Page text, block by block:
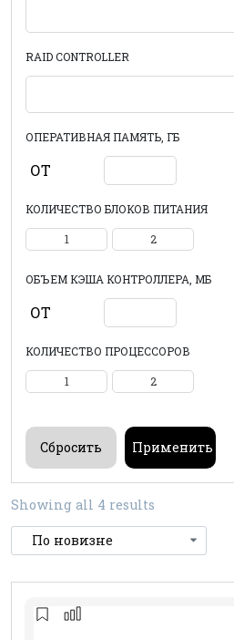
RAID CONTROLLER
ОПЕРАТИВНАЯ ПАМЯТЬ, ГБ
ОТ
КОЛИЧЕСТВО БЛОКОВ ПИТАНИЯ
1 2
ОБЪЕМ КЭША КОНТРОЛЛЕРА, МБ
ОТ
КОЛИЧЕСТВО ПРОЦЕССОРОВ
1 2
Showing all 4 results